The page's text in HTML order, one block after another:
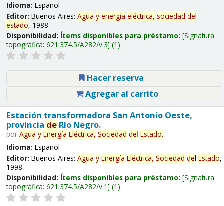
Idioma: Español
Editor: Buenos Aires: Agua y energía eléctrica, sociedad del
estado, 1988
Disponibilidad: Ítems disponibles para préstamo: Signatura
topográfica: 621.374.5/A282/v.3 (1).
Hacer reserva
Agregar al carrito
Estación transformadora San Antonio Oeste,
provincia deRío Negro.
por Agua y Energía Eléctrica, Sociedad del Estado.
Idioma: Español
Editor: Buenos Aires: Agua y Energía Eléctrica, Sociedad del Estado,
1998
Disponibilidad: Ítems disponibles para préstamo: Signatura
topográfica: 621.374.5/A282/v.1 (1).